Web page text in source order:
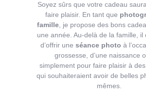
Soyez sûrs que votre cadeau
faire plaisir. En tant que
famille , je propose des bons
une année. Au-delà de la famille, il
d’offrir une séance photo à
grossesse, d’une naissance
simplement pour faire plaisir à
qui souhaiteraient avoir de belles
mêmes.